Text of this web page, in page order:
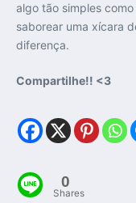
algo tão simples
saborear uma xícara
diferença.
Compartilhe!! <3
0
Shares